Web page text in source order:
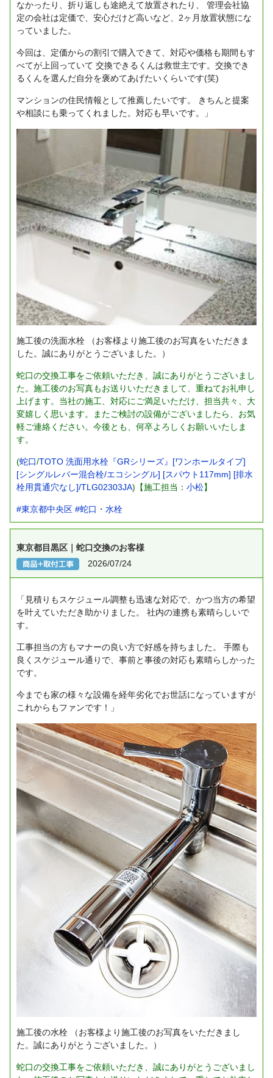
なかったり、折り返しも途絶えて放置されたり、
管理会社協
定の会社は定価で、安心だけど高いなど、2ヶ月放置状態にな
っていました。
今回は、定価からの割引で購入できて、対応や価格も期間もす
べてが上回っていて 交換できるくんは救世主です。交換でき
るくんを選んだ自分を褒めてあげたいくらいです(笑)
マンションの住民情報として推薦したいです。
きちんと提案
や相談にも乗ってくれました。対応も早いです。」
施工後の洗面水栓 （お客様より施工後のお写真をいただきま
した。誠にありがとうございました。）
蛇口の交換工事をご依頼いただき、誠にありがとうございまし
た。施工後のお写真もお送りいただきまして、重ねてお礼申し
上げます。当社の施工、対応にご満足いただけ、担当共々、大
変嬉しく思います。またご検討の設備がございましたら、お気
軽ご連絡ください。今後とも、何卒よろしくお願いいたしま
す。
(蛇口/TOTO 洗面用水栓『GRシリーズ』[ワンホールタイプ]
[シングルレバー混合栓/エコシングル] [スパウト117mm] [排水
栓用貫通穴なし]/TLG02303JA)【施工担当： 小松】
#東京都中央区 #蛇口・水栓
東京都目黒区｜蛇口交換のお客様
2026/07/24
「見積りもスケジュール調整も迅速な対応で、かつ当方の希望
を叶えていただき助かりました。
社内の連携も素晴らしいで
す。
工事担当の方もマナーの良い方で好感を持ちました。
手際も
良くスケジュール通りで、事前と事後の対応も素晴らしかった
です。
今までも家の様々な設備を経年劣化でお世話になっていますが
これからもファンです！」
施工後の水栓 （お客様より施工後のお写真をいただきまし
た。誠にありがとうございました。）
蛇口の交換工事をご依頼いただき、誠にありがとうございまし